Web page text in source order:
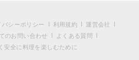
バシーポリシー 利用規約
運営会社
のお問い合わせ
よくある質問
安全に料理を楽しむために